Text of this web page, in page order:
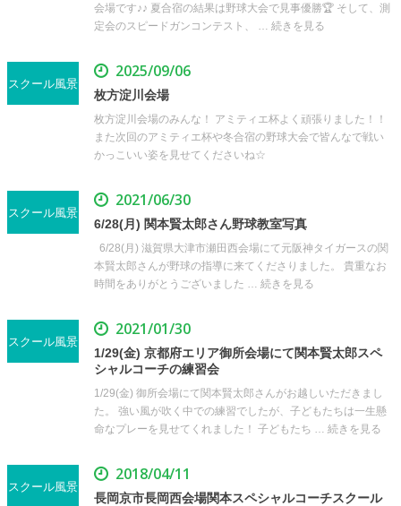
会場です♪♪ 夏合宿の結果は野球大会で見事優勝🏆 そして、測
定会のスピードガンコンテスト、 … 続きを見る
スクール風景
2025/09/06
枚方淀川会場
枚方淀川会場のみんな！ アミティエ杯よく頑張りました！！
また次回のアミティエ杯や冬合宿の野球大会で皆んなで戦い
かっこいい姿を見せてくださいね☆
スクール風景
2021/06/30
6/28(月) 関本賢太郎さん野球教室写真
6/28(月) 滋賀県大津市瀬田西会場にて元阪神タイガースの関
本賢太郎さんが野球の指導に来てくださりました。 貴重なお
時間をありがとうございました … 続きを見る
スクール風景
2021/01/30
1/29(金) 京都府エリア御所会場にて関本賢太郎スペ
シャルコーチの練習会
1/29(金) 御所会場にて関本賢太郎さんがお越しいただきまし
た。 強い風が吹く中での練習でしたが、子どもたちは一生懸
命なプレーを見せてくれました！ 子どもたち … 続きを見る
スクール風景
2018/04/11
長岡京市長岡西会場関本スペシャルコーチスクール